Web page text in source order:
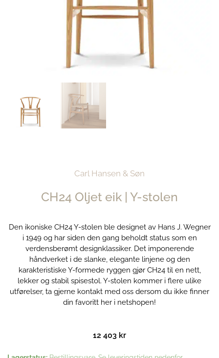
Carl Hansen & Søn
CH24 Oljet eik | Y-stolen
Den ikoniske CH24 Y-stolen ble designet av Hans J. Wegner
i 1949 og har siden den gang beholdt status som en
verdensberømt designklassiker. Det imponerende
håndverket i de slanke, elegante linjene og den
karakteristiske Y-formede ryggen gjør CH24 til en nett,
lekker og stabil spisestol. Y-stolen kommer i flere ulike
utførelser, ta gjerne kontakt med oss dersom du ikke finner
din favoritt her i netshopen!
12 403 kr